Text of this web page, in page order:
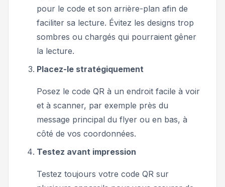
pour le code et son arrière-plan afin de
faciliter sa lecture. Évitez les designs trop
sombres ou chargés qui pourraient gêner
la lecture.
Placez-le stratégiquement
Posez le code QR à un endroit facile à voir
et à scanner, par exemple près du
message principal du flyer ou en bas, à
côté de vos coordonnées.
Testez avant impression
Testez toujours votre code QR sur